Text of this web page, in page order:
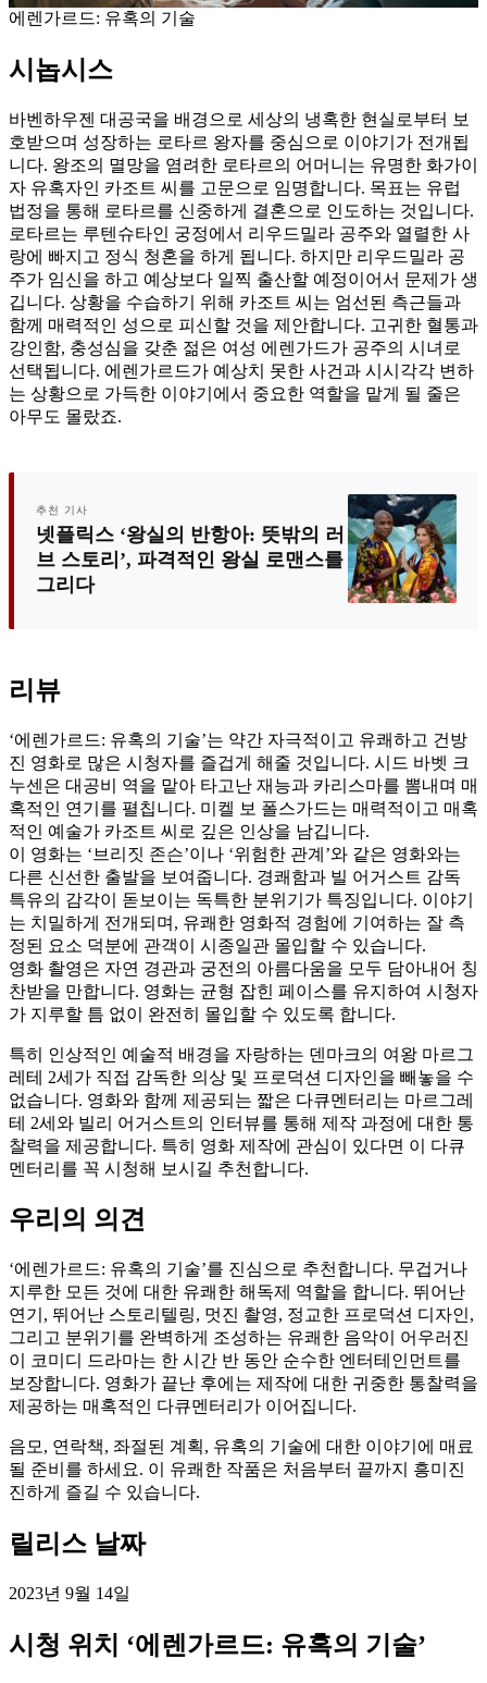
에렌가르드: 유혹의 기술
시놉시스
바벤하우젠 대공국을 배경으로 세상의 냉혹한 현실로부터 보
호받으며 성장하는 로타르 왕자를 중심으로 이야기가 전개됩
니다. 왕조의 멸망을 염려한 로타르의 어머니는 유명한 화가이
자 유혹자인 카조트 씨를 고문으로 임명합니다. 목표는 유럽
법정을 통해 로타르를 신중하게 결혼으로 인도하는 것입니다.
로타르는 루텐슈타인 궁정에서 리우드밀라 공주와 열렬한 사
랑에 빠지고 정식 청혼을 하게 됩니다. 하지만 리우드밀라 공
주가 임신을 하고 예상보다 일찍 출산할 예정이어서 문제가 생
깁니다. 상황을 수습하기 위해 카조트 씨는 엄선된 측근들과
함께 매력적인 성으로 피신할 것을 제안합니다. 고귀한 혈통과
강인함, 충성심을 갖춘 젊은 여성 에렌가드가 공주의 시녀로
선택됩니다. 에렌가르드가 예상치 못한 사건과 시시각각 변하
는 상황으로 가득한 이야기에서 중요한 역할을 맡게 될 줄은
아무도 몰랐죠.
추천 기사
넷플릭스 ‘왕실의 반항아: 뜻밖의 러
브 스토리’, 파격적인 왕실 로맨스를
그리다
리뷰
‘에렌가르드: 유혹의 기술’는 약간 자극적이고 유쾌하고 건방
진 영화로 많은 시청자를 즐겁게 해줄 것입니다. 시드 바벳 크
누센은 대공비 역을 맡아 타고난 재능과 카리스마를 뽐내며 매
혹적인 연기를 펼칩니다. 미켈 보 폴스가드는 매력적이고 매혹
적인 예술가 카조트 씨로 깊은 인상을 남깁니다.
이 영화는 ‘브리짓 존슨’이나 ‘위험한 관계’와 같은 영화와는
다른 신선한 출발을 보여줍니다. 경쾌함과 빌 어거스트 감독
특유의 감각이 돋보이는 독특한 분위기가 특징입니다. 이야기
는 치밀하게 전개되며, 유쾌한 영화적 경험에 기여하는 잘 측
정된 요소 덕분에 관객이 시종일관 몰입할 수 있습니다.
영화 촬영은 자연 경관과 궁전의 아름다움을 모두 담아내어 칭
찬받을 만합니다. 영화는 균형 잡힌 페이스를 유지하여 시청자
가 지루할 틈 없이 완전히 몰입할 수 있도록 합니다.
특히 인상적인 예술적 배경을 자랑하는 덴마크의 여왕 마르그
레테 2세가 직접 감독한 의상 및 프로덕션 디자인을 빼놓을 수
없습니다. 영화와 함께 제공되는 짧은 다큐멘터리는 마르그레
테 2세와 빌리 어거스트의 인터뷰를 통해 제작 과정에 대한 통
찰력을 제공합니다. 특히 영화 제작에 관심이 있다면 이 다큐
멘터리를 꼭 시청해 보시길 추천합니다.
우리의 의견
‘에렌가르드: 유혹의 기술’를 진심으로 추천합니다. 무겁거나
지루한 모든 것에 대한 유쾌한 해독제 역할을 합니다. 뛰어난
연기, 뛰어난 스토리텔링, 멋진 촬영, 정교한 프로덕션 디자인,
그리고 분위기를 완벽하게 조성하는 유쾌한 음악이 어우러진
이 코미디 드라마는 한 시간 반 동안 순수한 엔터테인먼트를
보장합니다. 영화가 끝난 후에는 제작에 대한 귀중한 통찰력을
제공하는 매혹적인 다큐멘터리가 이어집니다.
음모, 연락책, 좌절된 계획, 유혹의 기술에 대한 이야기에 매료
될 준비를 하세요. 이 유쾌한 작품은 처음부터 끝까지 흥미진
진하게 즐길 수 있습니다.
릴리스 날짜
2023년 9월 14일
시청 위치 ‘에렌가르드: 유혹의 기술’